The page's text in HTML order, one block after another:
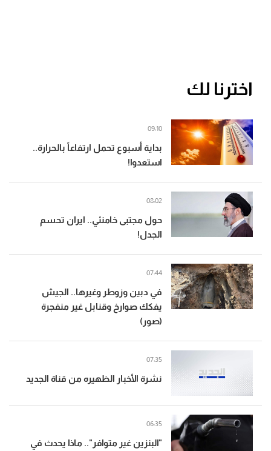
اخترنا لك
بداية أسبوع تحمل ارتفاعاً بالحرارة..
استعدوا!
09:10
حول مجتبى خامنئي.. ايران تحسم
الجدل!
08:02
في دبين وزوطر وغيرها.. الجيش
يفكك صوارخ وقنابل غير منفجرة
(صور)
07:44
نشرة الأخبار الظهيره من قناة الجديد
07:35
"البنزين غير متوافر".. ماذا يحدث في
06:35